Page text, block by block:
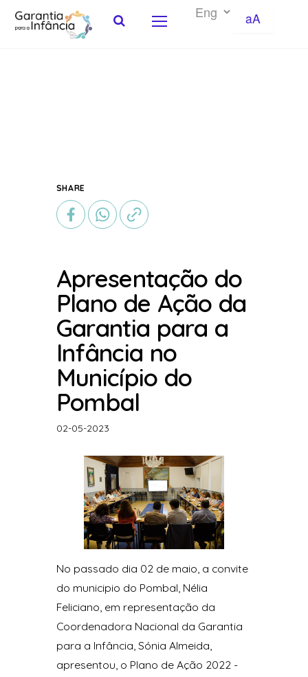
aA
SHARE
Apresentação do
Plano de Ação da
Garantia para a
Infância no
Município do
Pombal
02-05-2023
No passado dia 02 de maio, a convite
do municipio do Pombal, Nélia
Feliciano, em representação da
Coordenadora Nacional da Garantia
para a Infância, Sónia Almeida,
apresentou, o Plano de Ação 2022 -